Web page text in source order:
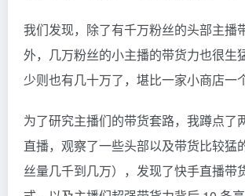
我们发现，除了有千万粉丝的头部主播
外，几万粉丝的小主播的带货力也很生
少则也有几十万了，堪比一家小商店一
为了研究主播们的带货套路，我蹲点了
直播，观察了一些头部以及带货比较猛
丝量几千到几万），发现了快手直播带